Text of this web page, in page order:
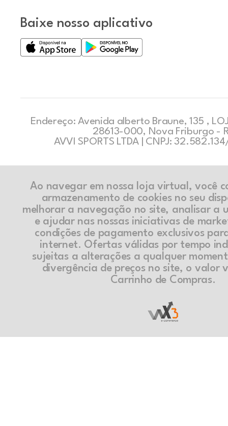
Baixe nosso aplicativo
Endereço: Avenida alberto Braune, 135 ,
28613-000, Nova Friburgo -
AVVI SPORTS LTDA | CNPJ:
Ao navegar em nossa loja virtual, você
armazenamento de cookies no seu
melhorar a navegação no site, analisar a
e ajudar nas nossas iniciativas de
condições de pagamento exclusivos
internet. Ofertas válidas por tempo
sujeitas a alterações a qualquer
divergência de preços no site, o valor
Carrinho de Compras.